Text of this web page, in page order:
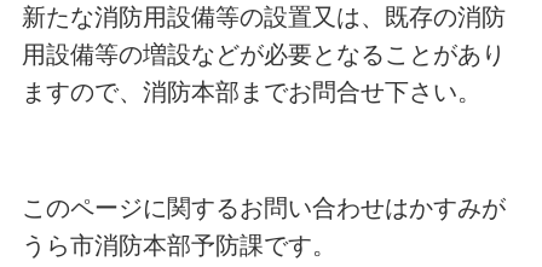
新たな消防用設備等の設置又は、既存の消防
用設備等の増設などが必要となることがあり
ますので、消防本部までお問合せ下さい。
このページに関するお問い合わせはかすみが
うら市消防本部予防課です。